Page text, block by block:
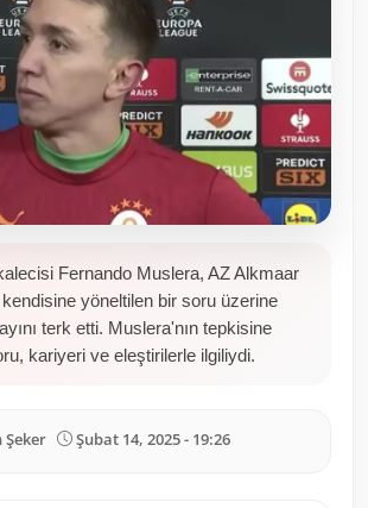
ve Üst Kurullar
Fernando Muslera, AZ Alkmaar
kendisine yöneltilen bir soru üzerine
terk etti. Muslera'nın tepkisine
kariyeri ve eleştirilerle ilgiliydi.
Şubat 14, 2025 - 19:26